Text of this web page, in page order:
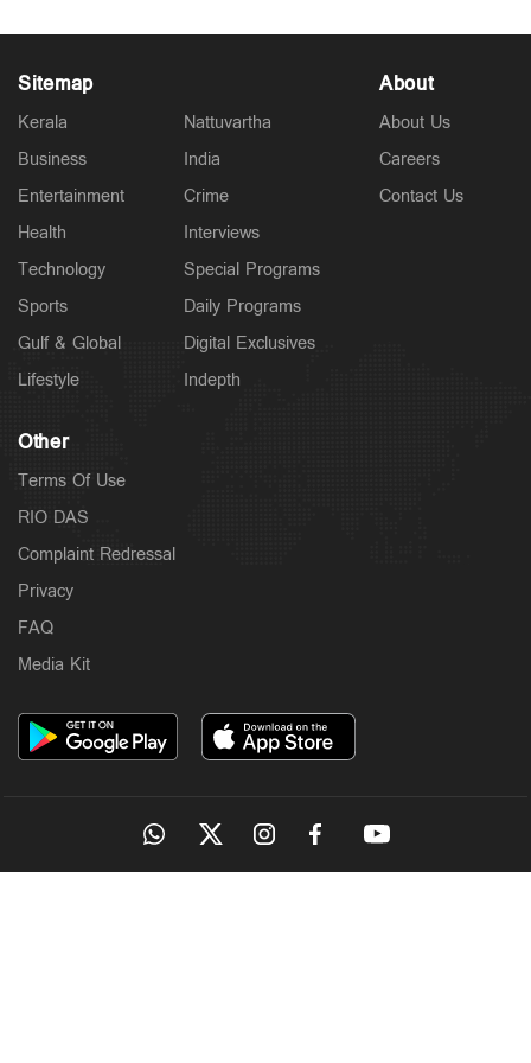
Sitemap
Kerala
Business
Entertainment
Health
Technology
Sports
Gulf & Global
Lifestyle
Nattuvartha
India
Crime
Interviews
Special Programs
Daily Programs
Digital Exclusives
Indepth
About
About Us
Careers
Contact Us
Other
Terms Of Use
RIO DAS
Complaint Redressal
Privacy
FAQ
Media Kit